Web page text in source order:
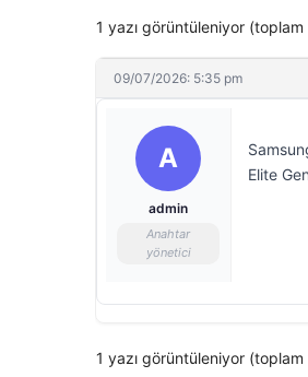
1 yazı görüntüleniyor (toplam
09/07/2026: 5:35 pm
A
admin
Anahtar
yönetici
Elite
1 yazı görüntüleniyor (toplam